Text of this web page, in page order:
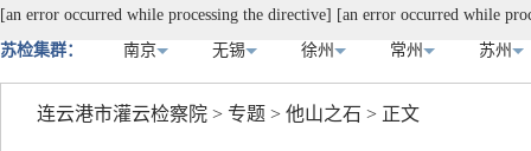
[an error occurred while processing the directive] [an error occurred while
苏检集群：
南京 无锡 徐州 常州 苏州
连云港市灌云检察院 > 专题 > 他山之石 > 正文